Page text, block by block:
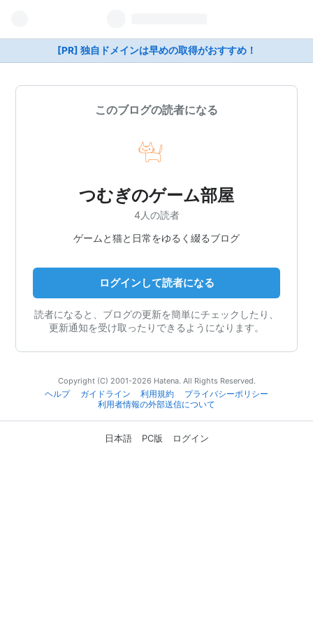
[PR] 独自ドメインは早めの取得がおすすめ！
このブログの読者になる
つむぎのゲーム部屋
4人の読者
ゲームと猫と日常をゆるく綴るブログ
ログインして読者になる
読者になると、ブログの更新を簡単にチェックしたり、
更新通知を受け取ったりできるようになります。
Copyright (C) 2001-2026 Hatena. All Rights Reserved.
ヘルプ
ガイドライン 利用規約
プライバシーポリシー
利用者情報の外部送信について
日本語 PC版 ログイン